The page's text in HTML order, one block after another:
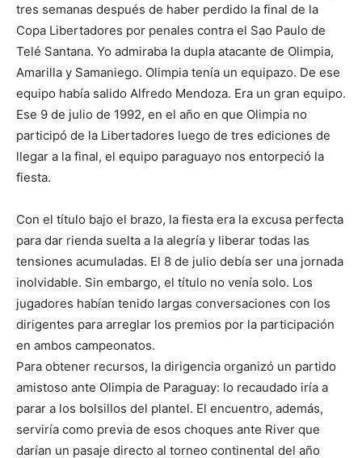
tres semanas después de haber perdido la final de la
Copa Libertadores por penales contra el Sao Paulo de
Telé Santana. Yo admiraba la dupla atacante de Olimpia,
Amarilla y Samaniego. Olimpia tenía un equipazo. De ese
equipo había salido Alfredo Mendoza. Era un gran equipo.
Ese 9 de julio de 1992, en el año en que Olimpia no
participó de la Libertadores luego de tres ediciones de
llegar a la final, el equipo paraguayo nos entorpeció la
fiesta.
Con el título bajo el brazo, la fiesta era la excusa perfecta
para dar rienda suelta a la alegría y liberar todas las
tensiones acumuladas. El 8 de julio debía ser una jornada
inolvidable. Sin embargo, el título no venía solo. Los
jugadores habían tenido largas conversaciones con los
dirigentes para arreglar los premios por la participación
en ambos campeonatos.
Para obtener recursos, la dirigencia organizó un partido
amistoso ante Olimpia de Paraguay: lo recaudado iría a
parar a los bolsillos del plantel. El encuentro, además,
serviría como previa de esos choques ante River que
darían un pasaje directo al torneo continental del año